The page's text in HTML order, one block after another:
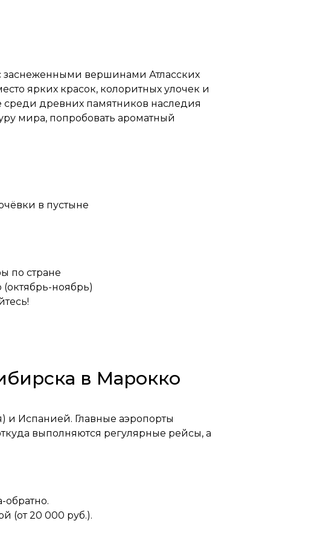
заснеженными вершинами Атласских
ярких красок, колоритных улочек и
среди древних памятников наследия
мира, попробовать ароматный
в пустыне
по стране
ноябрь)
в Марокко
и Испанией. Главные аэропорты
выполняются регулярные рейсы, а
обратно.
(от 20 000 руб.).